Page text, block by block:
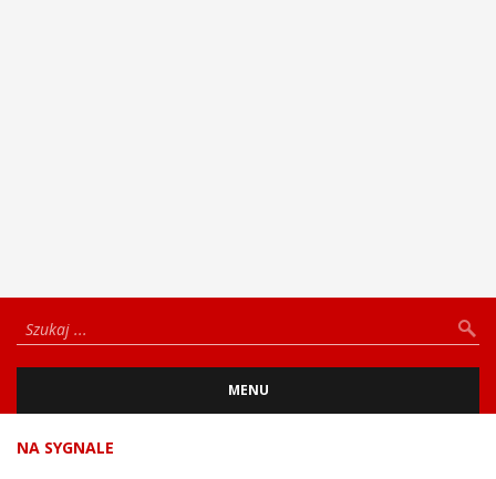
MENU
NA SYGNALE